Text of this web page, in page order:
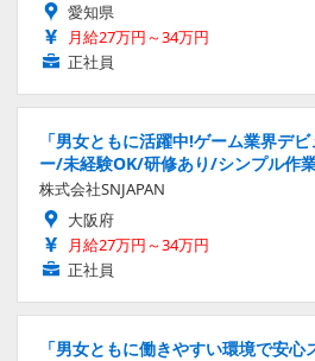
愛知県
月給27万円～34万円
正社員
「男女ともに活躍中!ゲーム業界デ
ー/未経験OK/研修あり/シンプル作
株式会社SNJAPAN
大阪府
月給27万円～34万円
正社員
「男女ともに働きやすい環境で安